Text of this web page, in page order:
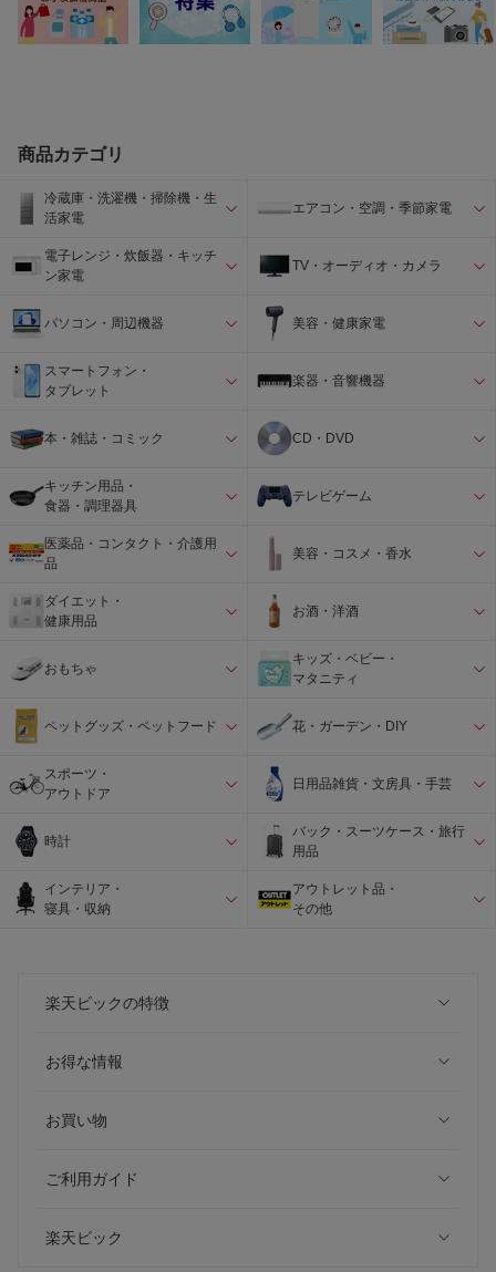
商品カテゴリ
冷蔵庫・洗濯機・掃除機・生
活家電
エアコン・空調・季節家電
電子レンジ・炊飯器・キッチ
ン家電
TV・オーディオ・カメラ
パソコン・周辺機器 美容・健康家電
スマートフォン・
タブレット
楽器・音響機器
本・雑誌・コミック CD・DVD
キッチン用品・
食器・調理器具
テレビゲーム
医薬品・コンタクト・介護用
品
美容・コスメ・香水
ダイエット・
健康用品
お酒・洋酒
おもちゃ
キッズ・ベビー・
マタニティ
ペットグッズ・ペットフード 花・ガーデン・DIY
スポーツ・
アウトドア
日用品雑貨・文房具・手芸
時計
バック・スーツケース・旅行
用品
インテリア・
寝具・収納
アウトレット品・
その他
楽天ビックの特徴
お得な情報
お買い物
ご利用ガイド
楽天ビック